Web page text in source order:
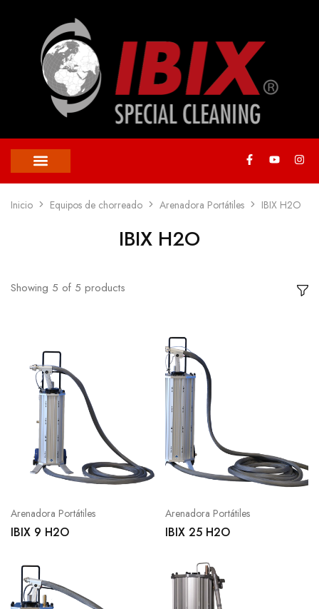
Inicio Equipos de chorreado Arenadora Portátiles IBIX H2O
IBIX H2O
Showing 5 of 5 products
Arenadora Portátiles
IBIX 9 H2O
Arenadora Portátiles
IBIX 25 H2O